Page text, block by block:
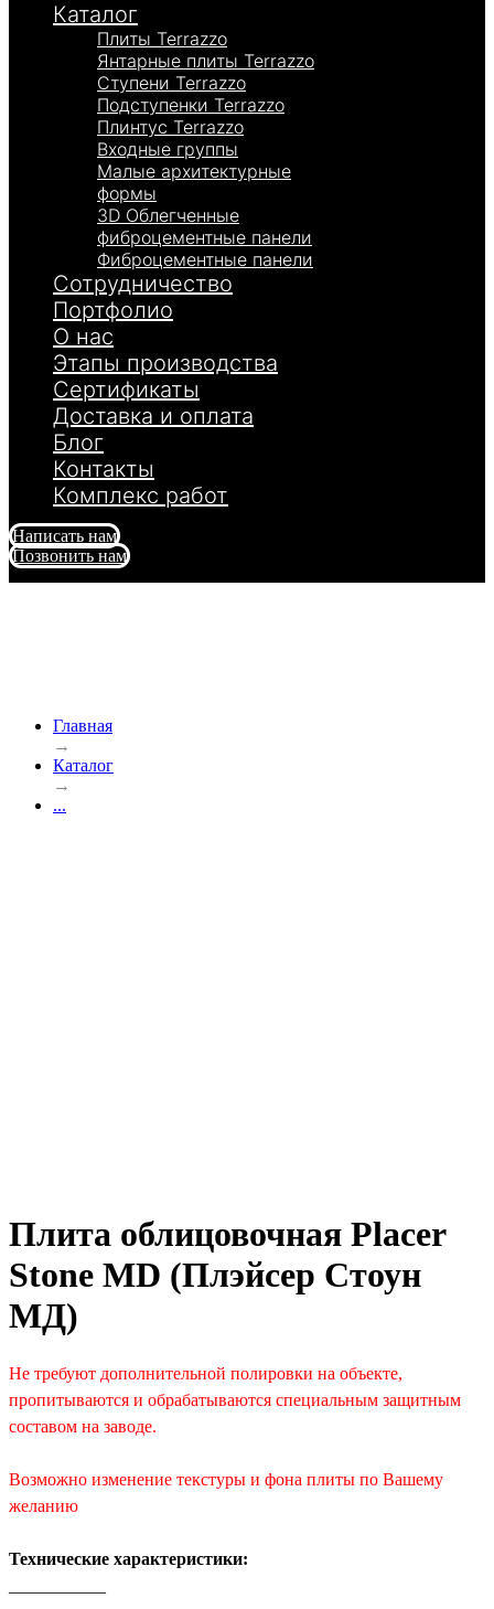
Каталог
Плиты Terrazzo
Янтарные плиты Terrazzo
Ступени Terrazzo
Подступенки Terrazzo
Плинтус Terrazzo
Входные группы
Малые архитектурные
формы
3D Облегченные
фиброцементные панели
Фиброцементные панели
Сотрудничество
Портфолио
О нас
Этапы производства
Сертификаты
Доставка и оплата
Блог
Контакты
Комплекс работ
Написать нам
Позвонить нам
Главная
→
Каталог
→
...
Плита облицовочная Placer
Stone MD (Плэйсер Стоун
МД)
Не требуют дополнительной полировки на объекте,
пропитываются и обрабатываются специальным защитным
составом на заводе.
Возможно изменение текстуры и фона плиты по Вашему
желанию
Технические характеристики: